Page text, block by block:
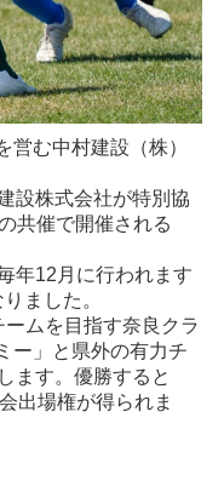
む中村建設（株）
設株式会社が特別協
共催で開催される
年12月に行われます
ました。
ムを目指す奈良クラ
ー」と県外の有力チ
ます。優勝すると
出場権が得られま